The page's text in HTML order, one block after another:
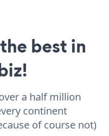
best in
a half million
continent
of course not)